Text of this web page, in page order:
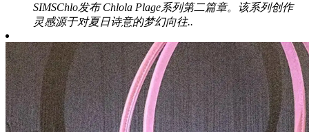
SIMSChlo发布 Chlola Plage系列第二篇章。该系列创作
灵感源于对夏日诗意的梦幻向往..